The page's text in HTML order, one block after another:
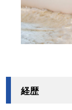
経歴